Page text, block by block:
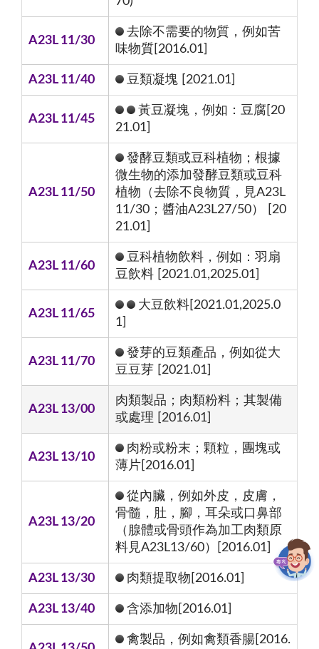
A23L 11/30
去除不需要的物質，例如苦
味物質[2016.01]
A23L 11/40 豆類凝塊 [2021.01]
A23L 11/45
黃豆凝塊，例如：豆腐[20
21.01]
A23L 11/50
發酵豆類或豆科植物；根據
微生物的添加發酵豆類或豆科
植物（去除不良物質，見A23L
11/30；醬油A23L27/50） [20
21.01]
A23L 11/60
豆科植物飲料，例如：羽扇
豆飲料 [2021.01,2025.01]
A23L 11/65
大豆飲料[2021.01,2025.0
1]
A23L 11/70
發芽的豆類產品，例如從大
豆豆芽 [2021.01]
A23L 13/00
肉類製品；肉類粉料；其製備
或處理 [2016.01]
A23L 13/10
肉粉或粉末；顆粒，團塊或
薄片[2016.01]
A23L 13/20
從內臟，例如外皮，皮膚，
骨髓，肚，腳，耳朵或口鼻部
（腺體或骨頭作為加工肉類原
料見A23L13/60）[2016.01]
A23L 13/30 肉類提取物[2016.01]
A23L 13/40 含添加物[2016.01]
禽製品，例如禽類香腸[2016.